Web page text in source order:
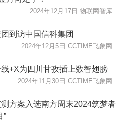
2024年12月17日 物联网智库
到访中国信科集团
2024年12月5日 CCTIME飞象网
+X为四川甘孜插上数智翅膀
2024年11月30日 CCTIME飞象网
方案入选南方周末2024筑梦者
”